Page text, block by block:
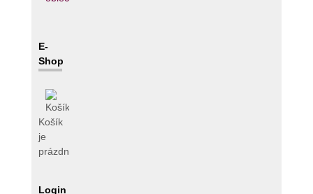
E-
Shop
Košík
je
prázdný
Login